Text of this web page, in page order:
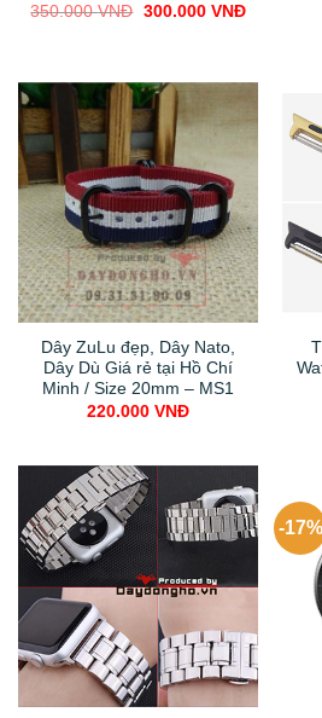
350.000VNĐ Original
300.000 VNĐCurrent
Dây ZuLu đẹp, Dây Nato,
Dây Dù Giá rẻ tại Hồ Chí
Minh / Size 20mm – MS1
220.000 VNĐ
-17%